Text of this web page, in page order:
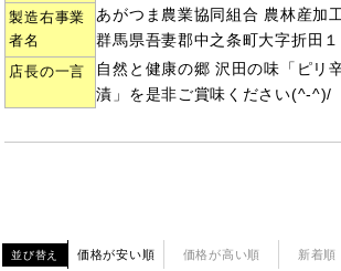
製造右事業
者名
あがつま農業協同組合 農林産加
群馬県吾妻郡中之条町大字折田１
店長の一言
自然と健康の郷 沢田の味「ピリ
漬」を是非ご賞味ください(^-^)/
並び替え 価格が安い順 価格が高い順 新着順